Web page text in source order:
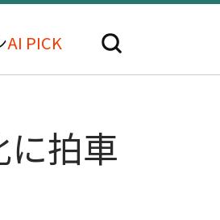
AI PICK
拍車